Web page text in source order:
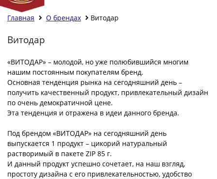
Главная О брендах Витодар
Витодар
«ВИТОДАР» – молодой, но уже полюбившийся многим
нашим постоянным покупателям бренд.
Основная тенденция рынка на сегодняшний день –
получить качественный продукт, привлекательный дизайн
по очень демократичной цене.
Эта тенденция и отражена в идеи данного бренда.
Под брендом «ВИТОДАР» на сегодняшний день
выпускается 1 продукт – цикорий натуральный
растворимый в пакете ZIP 85 г.
И данный продукт успешно сочетает, на наш взгляд,
простоту дизайна с его привлекательностью, удобство